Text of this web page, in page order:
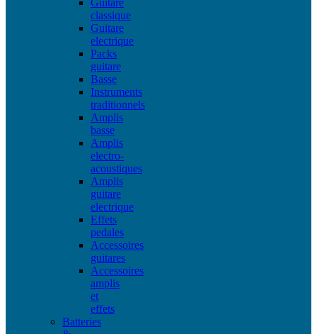
classique
Guitare
electrique
Packs
guitare
Basse
Instruments
traditionnels
Amplis
basse
Amplis
electro-
acoustiques
Amplis
guitare
electrique
Effets
pedales
Accessoires
guitares
Accessoires
amplis
et
effets
Batteries